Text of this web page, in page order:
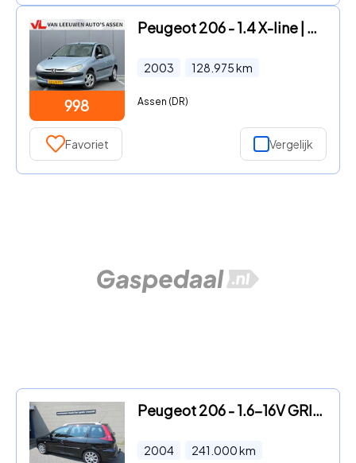
998
Peugeot 206 - 1.4 X-line | Nieuw binnen | RIJKLAAR | Apk tot 15-03-2027
2003 128.975km
Assen (DR)
Favoriet Vergelijk
Peugeot 206 - 1.6-16V GRIFFE
2004 241.000km